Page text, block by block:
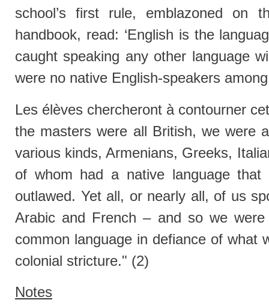
school’s first rule, emblazoned on
handbook, read: ‘English is the
caught speaking any other language
were no native English-speakers
Les élèves chercheront à contourner
the masters were all British, we were
various kinds, Armenians, Greeks,
of whom had a native language that
outlawed. Yet all, or nearly all, of us
Arabic and French – and so we
common language in defiance of what
colonial stricture." (2)
Notes